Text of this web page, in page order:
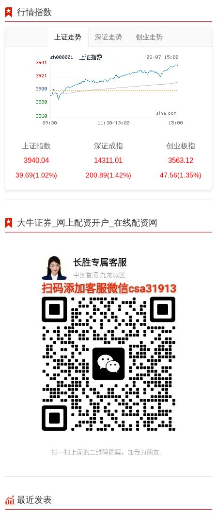
行情指数
上证走势 深证走势 创业走势
上证指数
3940.04
39.69(1.02%)
深证成指
14311.01
200.89(1.42%)
创业板指
3563.12
47.56(1.35%)
大牛证券_网上配资开户_在线配资网
最近发表